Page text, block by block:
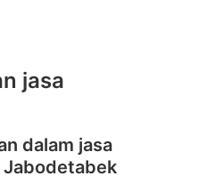
jasa
dalam jasa
Jabodetabek